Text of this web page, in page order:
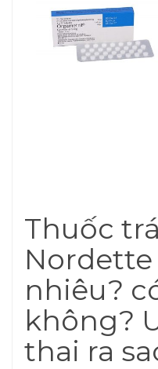
Thuốc
nhiêu?
không?
thai ra